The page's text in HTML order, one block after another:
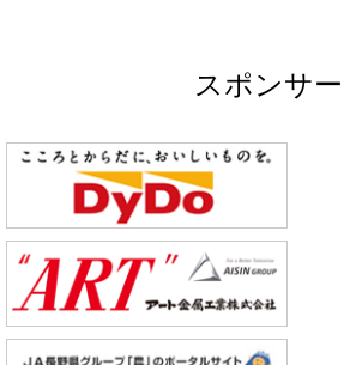
スポンサー